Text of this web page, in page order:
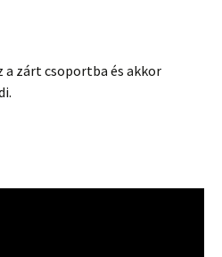
zárt csoportba és akkor